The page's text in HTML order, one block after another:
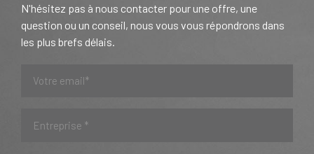
N'hésitez pas à nous contacter pour une offre, une
question ou un conseil, nous vous vous répondrons dans
les plus brefs délais.